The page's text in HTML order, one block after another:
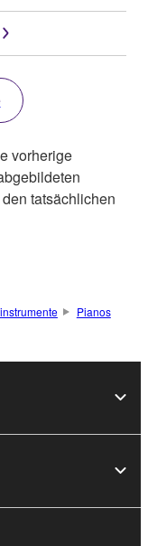
vorherige
tatsächlichen
Pianos